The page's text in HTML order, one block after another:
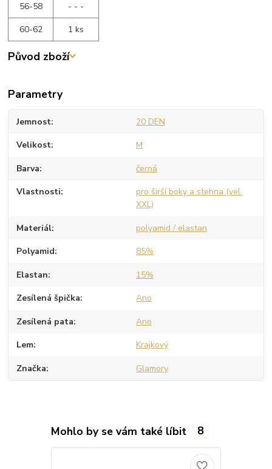
56-58
- - -
60-62
1 ks
Původ zboží
Parametry
Jemnost 20 DEN
Velikost M
Barva černá
Vlastnosti
pro širší boky a stehna (vel.
XXL)
Materiál polyamid / elastan
Polyamid 85%
Elastan 15%
Zesílená špička Ano
Zesílená pata Ano
Lem Krajkový
Značka Glamory
Mohlo by se vám také líbit 8